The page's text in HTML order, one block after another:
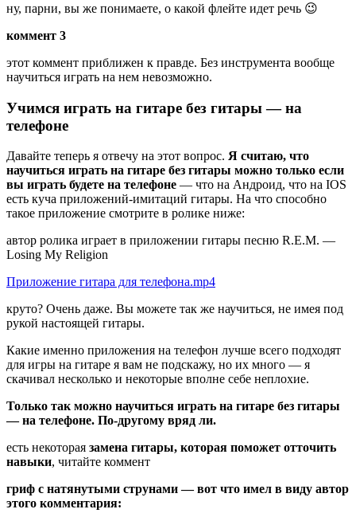
ну, парни, вы же понимаете, о какой флейте идет речь 😉
коммент 3
этот коммент приближен к правде. Без инструмента вообще
научиться играть на нем невозможно.
Учимся играть на гитаре без гитары — на
телефоне
Давайте теперь я отвечу на этот вопрос. Я считаю, что
научиться играть на гитаре без гитары можно только если
вы играть будете на телефоне — что на Андроид, что на IOS
есть куча приложений-имитаций гитары. На что способно
такое приложение смотрите в ролике ниже:
автор ролика играет в приложении гитары песню R.E.M. —
Losing My Religion
Приложение гитара для телефона.mp4
круто? Очень даже. Вы можете так же научиться, не имея под
рукой настоящей гитары.
Какие именно приложения на телефон лучше всего подходят
для игры на гитаре я вам не подскажу, но их много — я
скачивал несколько и некоторые вполне себе неплохие.
Только так можно научиться играть на гитаре без гитары
— на телефоне. По-другому вряд ли.
есть некоторая замена гитары, которая поможет отточить
навыки, читайте коммент
гриф с натянутыми струнами — вот что имел в виду автор
этого комментария: